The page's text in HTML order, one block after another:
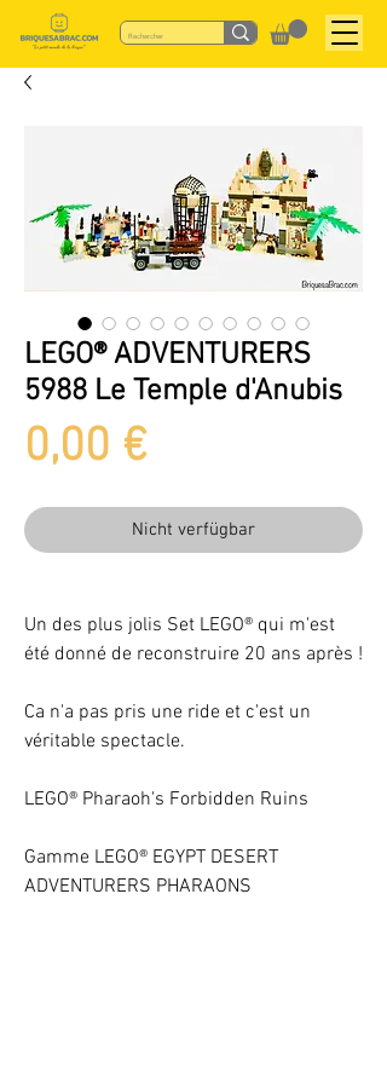
LEGO® ADVENTURERS
5988 Le Temple d'Anubis
0,00 €Preis
Nicht verfügbar
Un des plus jolis Set LEGO® qui m'est
été donné de reconstruire 20 ans après !
Ca n'a pas pris une ride et c'est un
véritable spectacle.
LEGO® Pharaoh's Forbidden Ruins
Gamme LEGO® EGYPT DESERT
ADVENTURERS PHARAONS